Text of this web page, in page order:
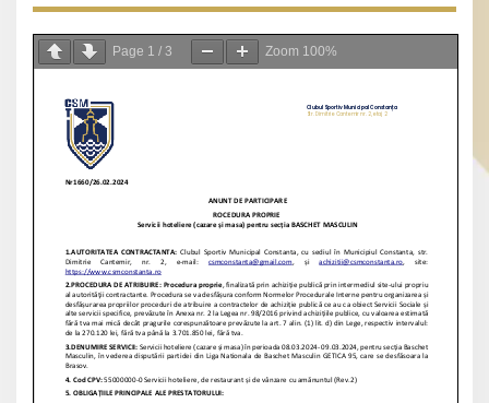
Page 1 / 3 Zoom 100%